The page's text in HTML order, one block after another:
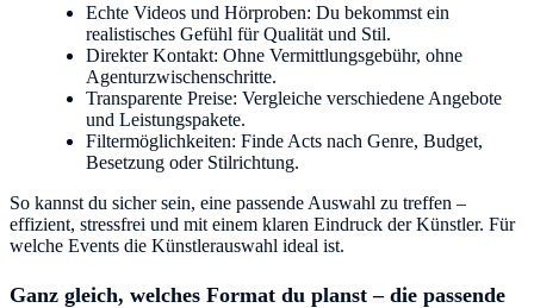
Echte Videos und Hörproben: Du bekommst ein
realistisches Gefühl für Qualität und Stil.
Direkter Kontakt: Ohne Vermittlungsgebühr, ohne
Agenturzwischenschritte.
Transparente Preise: Vergleiche verschiedene Angebote
und Leistungspakete.
Filtermöglichkeiten: Finde Acts nach Genre, Budget,
Besetzung oder Stilrichtung.
So kannst du sicher sein, eine passende Auswahl zu treffen –
effizient, stressfrei und mit einem klaren Eindruck der Künstler. Für
welche Events die Künstlerauswahl ideal ist.
Ganz gleich, welches Format du planst – die passende